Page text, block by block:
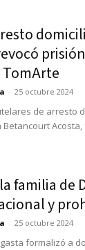
- 25 octubre 2024
de arresto
Betancourt
familia de
y
- 25 octubre 2024
formalizó a